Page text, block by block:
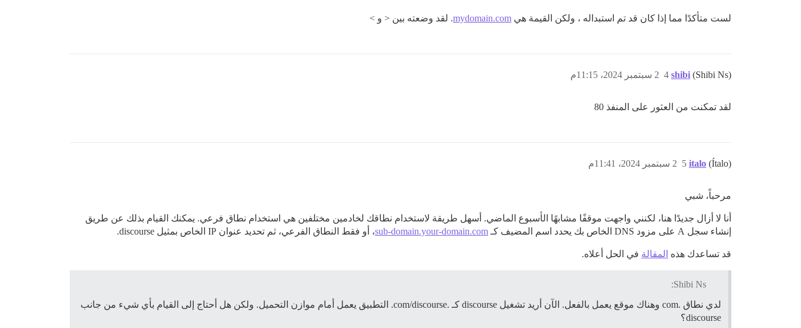
لست متأكدًا مما إذا كان قد تم استبداله ، ولكن القيمة هي mydomain.com. لقد وضعته بين < و >
shibi (Shibi Ns) 2 سبتمبر 2024، 11:15م 4
لقد تمكنت من العثور على المنفذ 80
italo (Ítalo) 2 سبتمبر 2024، 11:41م 5
مرحباً، شبي
أنا لا أزال جديدًا هنا، لكنني واجهت موقفًا مشابهًا الأسبوع الماضي. أسهل طريقة لاستخدام نطاقك لخادمين مختلفين هي استخدام نطاق فرعي. يمكنك القيام بذلك عن طريق
إنشاء سجل A على مزود DNS الخاص بك يحدد اسم المضيف كـ
sub-domain.your-domain.com، أو فقط النطاق الفرعي، ثم تحديد عنوان IP الخاص بمثيل discourse.
قد تساعدك هذه المقالة في الحل أعلاه.
Shibi Ns:
لدي نطاق .com وهناك موقع يعمل بالفعل. الآن أريد تشغيل discourse كـ .com/discourse. التطبيق يعمل أمام موازن التحميل. ولكن هل أحتاج إلى القيام بأي شيء من جانب
discourse؟